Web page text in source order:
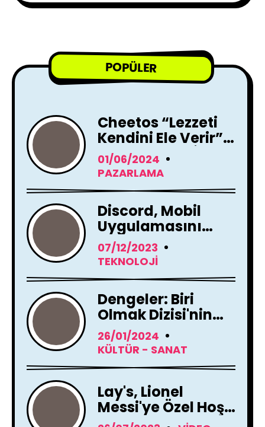
POPÜLER
Cheetos “Lezzeti
Kendini Ele Verir”
Reklam Filmi İle
Yayında !
01/06/2024
PAZARLAMA
Discord, Mobil
Uygulamasını
Tamamen
Yenileme Kararı
07/12/2023
TEKNOLOJI
Dengeler: Biri
Olmak Dizisi'nin
Çekimleri Başladı !
26/01/2024
KÜLTÜR - SANAT
Lay's, Lionel
Messi'ye Özel Hoş
Geldin Mesajı!